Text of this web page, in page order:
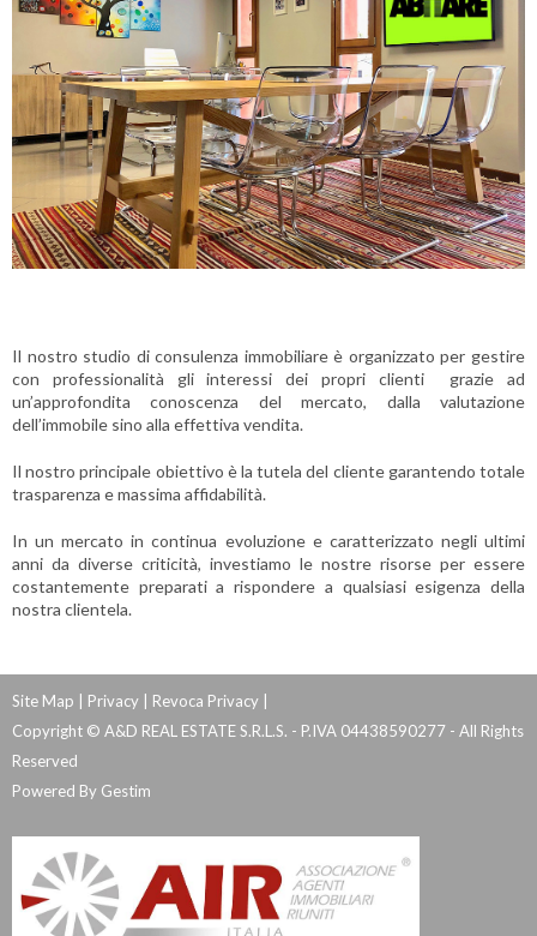
Il nostro studio di consulenza immobiliare è organizzato per gestire
con professionalità gli interessi dei propri clienti grazie ad
un’approfondita conoscenza del mercato, dalla valutazione
dell’immobile sino alla effettiva vendita.
Il nostro principale obiettivo è la tutela del cliente garantendo totale
trasparenza e massima affidabilità.
In un mercato in continua evoluzione e caratterizzato negli ultimi
anni da diverse criticità, investiamo le nostre risorse per essere
costantemente preparati a rispondere a qualsiasi esigenza della
nostra clientela.
Site Map Privacy Revoca Privacy
Copyright © A&D REAL ESTATE S.R.L.S. - P.IVA 04438590277 - All Rights
Reserved
Powered By Gestim